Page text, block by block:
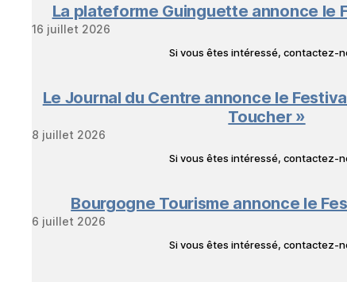
La plateforme Guinguette annonce le
16 juillet 2026
Si vous êtes intéressé, contactez-
Le Journal du Centre annonce le
Toucher »
8 juillet 2026
Si vous êtes intéressé, contactez-
Bourgogne Tourisme annonce le
6 juillet 2026
Si vous êtes intéressé, contactez-